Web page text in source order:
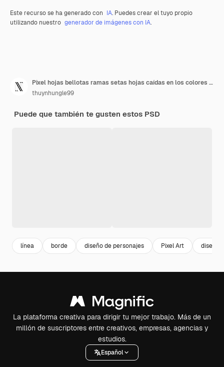
Este recurso se ha generado con IA. Puedes crear el tuyo propio
utilizando nuestro generador de imágenes con IA.
Pixel hojas bellotas ramas setas hojas caídas en los colores de otoño bellotas esparcidas juego activo
thuynhungle99
Puede que también te gusten estos PSD
línea borde diseño de personajes Pixel Art diseño
La plataforma creativa para dirigir tu mejor trabajo. Más de un
millón de suscriptores entre creativos, empresas, agencias y
estudios.
Español